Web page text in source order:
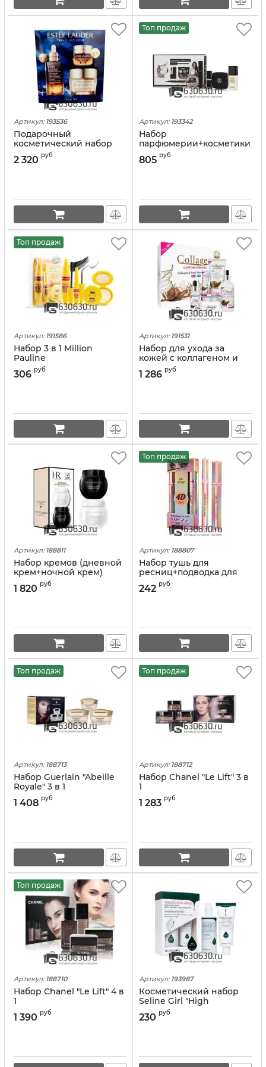
Артикул: 193536
Подарочный
косметический набор
"Travel Exclusive Power
Trio"
2 320 руб
Топ продаж
Артикул: 193342
Набор
парфюмерии+косметики
"Chanel" 6 в 1
805 руб
Топ продаж
Артикул: 191586
Набор 3 в 1 Million
Pauline
Тушь+Пудра+Подводка
для глаз
306 руб
Артикул: 191531
Набор для ухода за
кожей с коллагеном и
улиткой Collagen
"Capture Miracle" 5 в 1
1 286 руб
Артикул: 188811
Набор кремов (дневной
крем+ночной крем)
Helena Rubinstein 2 в 1
1 820 руб
Топ продаж
Артикул: 188807
Набор тушь для
ресниц+подводка для
глаз Shedoes "24 Hour"
242 руб
Топ продаж
Артикул: 188713
Набор Guerlain "Abeille
Royale" 3 в 1
1 408 руб
Топ продаж
Артикул: 188712
Набор Chanel "Le Lift" 3 в
1
1 283 руб
Топ продаж
Артикул: 188710
Набор Chanel "Le Lift" 4 в
1
1 390 руб
Артикул: 193987
Косметический набор
Seline Girl "High
Moisturizing Body Lotion
+ Hand Cream" 2 в 1
230 руб